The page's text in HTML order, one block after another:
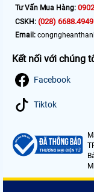
Tư Vấn Mua Hàng:
CSKH: (028) 6688.4949
Email:
Kết nối với chúng
Facebook
Tiktok